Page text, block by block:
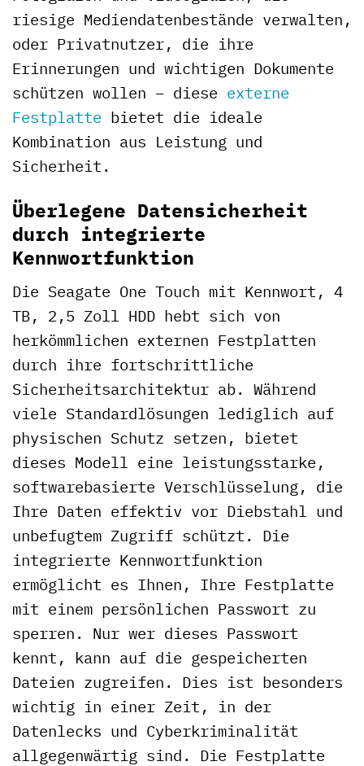
riesige Mediendatenbestände verwalten,
oder Privatnutzer, die ihre
Erinnerungen und wichtigen Dokumente
schützen wollen – diese externe
Festplatte bietet die ideale
Kombination aus Leistung und
Sicherheit.
Überlegene Datensicherheit
durch integrierte
Kennwortfunktion
Die Seagate One Touch mit Kennwort, 4
TB, 2,5 Zoll HDD hebt sich von
herkömmlichen externen Festplatten
durch ihre fortschrittliche
Sicherheitsarchitektur ab. Während
viele Standardlösungen lediglich auf
physischen Schutz setzen, bietet
dieses Modell eine leistungsstarke,
softwarebasierte Verschlüsselung, die
Ihre Daten effektiv vor Diebstahl und
unbefugtem Zugriff schützt. Die
integrierte Kennwortfunktion
ermöglicht es Ihnen, Ihre Festplatte
mit einem persönlichen Passwort zu
sperren. Nur wer dieses Passwort
kennt, kann auf die gespeicherten
Dateien zugreifen. Dies ist besonders
wichtig in einer Zeit, in der
Datenlecks und Cyberkriminalität
allgegenwärtig sind. Die Festplatte